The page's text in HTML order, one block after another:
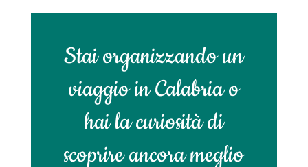
Stai organizzando un
viaggio in Calabria o
hai la curiosità di
scoprire ancora meglio